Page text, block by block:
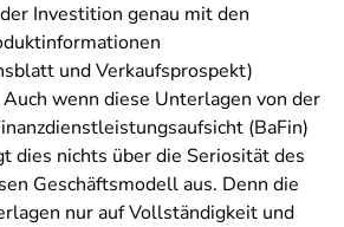
Investition genau mit den
und Verkaufsprospekt)
wenn diese Unterlagen von der
(BaFin)
dies nichts über die Seriosität des
Geschäftsmodell aus. Denn die
nur auf Vollständigkeit und